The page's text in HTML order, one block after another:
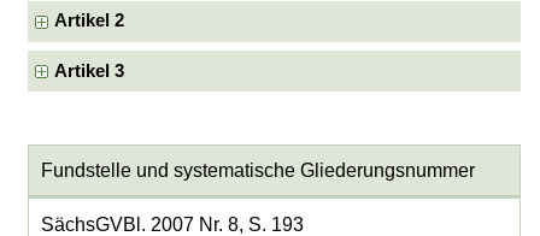
Artikel 2
Artikel 3
Fundstelle und systematische Gliederungsnummer
SächsGVBl. 2007 Nr. 8, S. 193